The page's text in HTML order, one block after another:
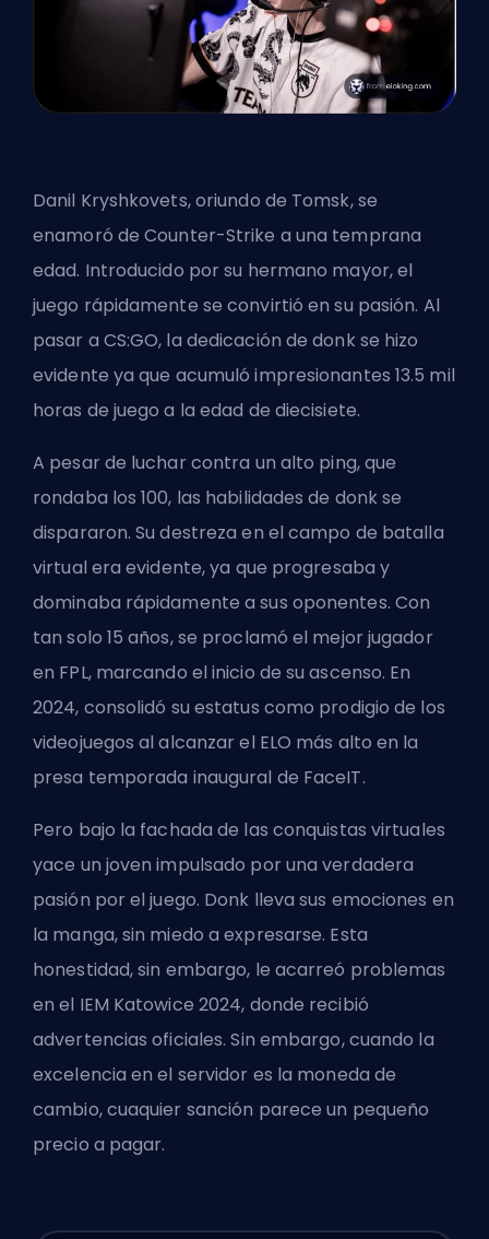
Danil Kryshkovets, oriundo de Tomsk, se
enamoró de Counter-Strike a una temprana
edad. Introducido por su hermano mayor, el
juego rápidamente se convirtió en su pasión. Al
pasar a CS:GO, la dedicación de donk se hizo
evidente ya que acumuló impresionantes 13.5 mil
horas de juego a la edad de diecisiete.
A pesar de luchar contra un alto ping, que
rondaba los 100, las habilidades de donk se
dispararon. Su destreza en el campo de batalla
virtual era evidente, ya que progresaba y
dominaba rápidamente a sus oponentes. Con
tan solo 15 años, se proclamó el mejor jugador
en FPL, marcando el inicio de su ascenso. En
2024, consolidó su estatus como prodigio de los
videojuegos al alcanzar el ELO más alto en la
presa temporada inaugural de FaceIT.
Pero bajo la fachada de las conquistas virtuales
yace un joven impulsado por una verdadera
pasión por el juego. Donk lleva sus emociones en
la manga, sin miedo a expresarse. Esta
honestidad, sin embargo, le acarreó problemas
en el IEM Katowice 2024, donde recibió
advertencias oficiales. Sin embargo, cuando la
excelencia en el servidor es la moneda de
cambio, cuaquier sanción parece un pequeño
precio a pagar.